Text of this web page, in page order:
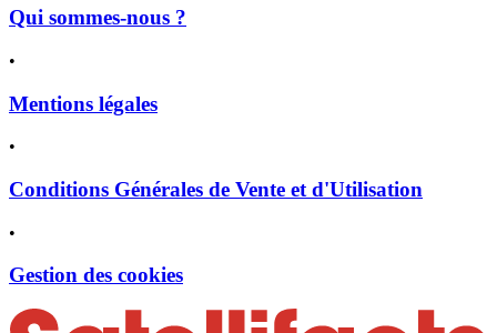
Qui sommes-nous ?
•
Mentions légales
•
Conditions Générales de Vente et d'Utilisation
•
Gestion des cookies